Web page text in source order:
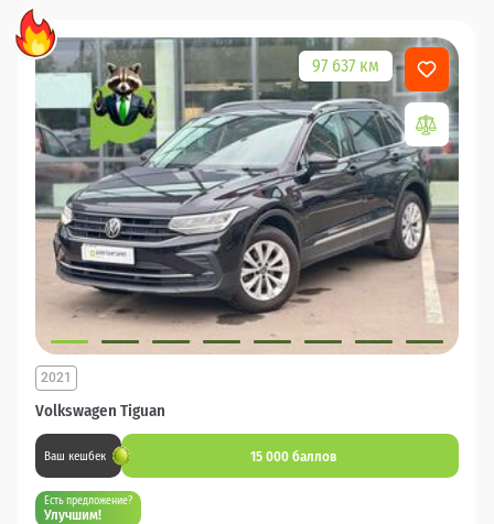
97 637 км
Volkswagen Tiguan
2021
Ваш кешбек 15 000 баллов
Есть предложение?
Улучшим!